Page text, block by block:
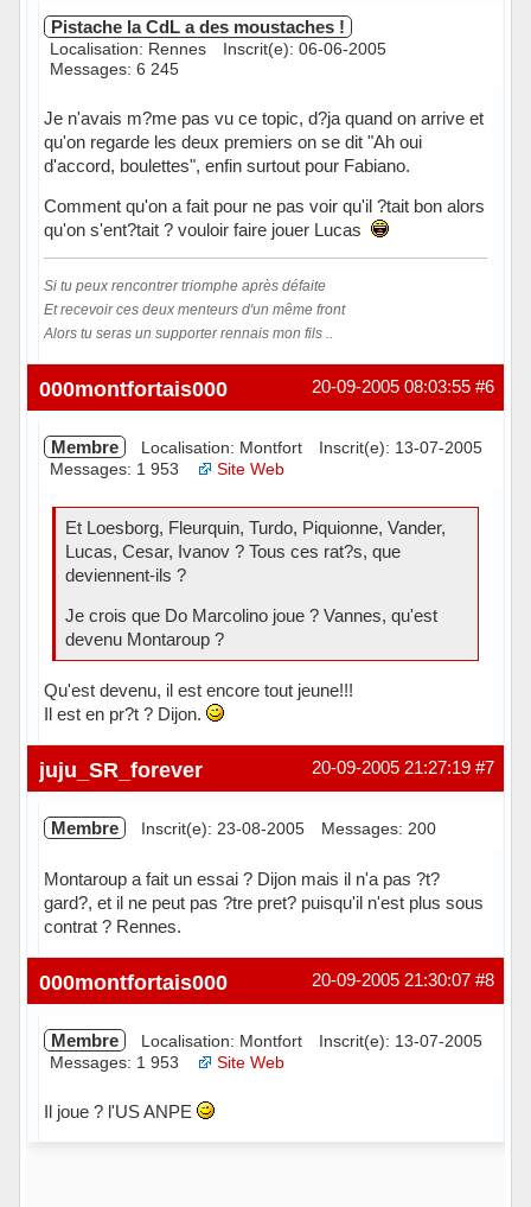
Pistache la CdL a des moustaches !
Localisation: Rennes
Inscrit(e): 06-06-2005
Messages: 6 245
Je n'avais m?me pas vu ce topic, d?ja quand on arrive et
qu'on regarde les deux premiers on se dit "Ah oui
d'accord, boulettes", enfin surtout pour Fabiano.
Comment qu'on a fait pour ne pas voir qu'il ?tait bon alors
qu'on s'ent?tait ? vouloir faire jouer Lucas
Si tu peux rencontrer triomphe après défaite
Et recevoir ces deux menteurs d'un même front
Alors tu seras un supporter rennais mon fils ..
Hors ligne #6
20-09-2005 08:03:55
000montfortais000
Membre Localisation: Montfort
Inscrit(e): 13-07-2005
Messages: 1 953
Site Web
Et Loesborg, Fleurquin, Turdo, Piquionne, Vander,
Lucas, Cesar, Ivanov ? Tous ces rat?s, que
deviennent-ils ?
Je crois que Do Marcolino joue ? Vannes, qu'est
devenu Montaroup ?
Qu'est devenu, il est encore tout jeune!!!
Il est en pr?t ? Dijon.
Hors ligne #7
20-09-2005 21:27:19
juju_SR_forever
Membre Inscrit(e): 23-08-2005 Messages: 200
Montaroup a fait un essai ? Dijon mais il n'a pas ?t?
gard?, et il ne peut pas ?tre pret? puisqu'il n'est plus sous
contrat ? Rennes.
Hors ligne #8
20-09-2005 21:30:07
000montfortais000
Membre Localisation: Montfort
Inscrit(e): 13-07-2005
Messages: 1 953
Site Web
Il joue ? l'US ANPE